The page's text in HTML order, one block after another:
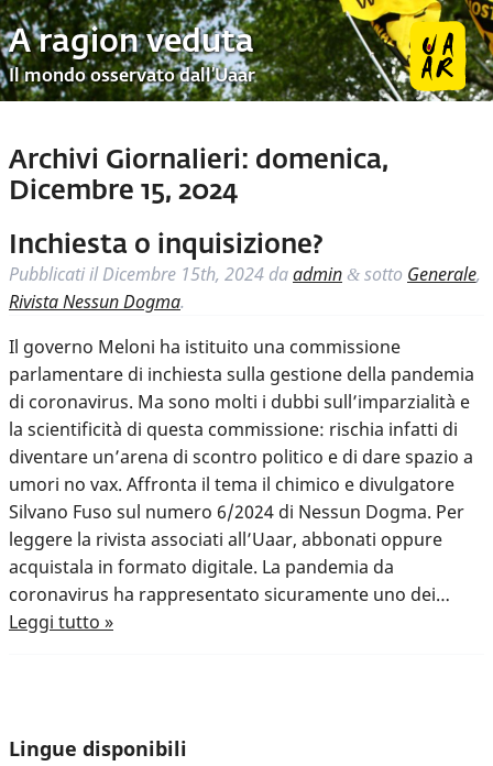
A ragion veduta
Il mondo osservato dall’Uaar
Archivi Giornalieri: domenica,
Dicembre 15, 2024
Inchiesta o inquisizione?
Pubblicati ilDicembre 15th, 2024 daadmin & sotto Generale,
Rivista Nessun Dogma.
Il governo Meloni ha istituito una commissione
parlamentare di inchiesta sulla gestione della pandemia
di coronavirus. Ma sono molti i dubbi sull’imparzialità e
la scientificità di questa commissione: rischia infatti di
diventare un’arena di scontro politico e di dare spazio a
umori no vax. Affronta il tema il chimico e divulgatore
Silvano Fuso sul numero 6/2024 di Nessun Dogma. Per
leggere la rivista associati all’Uaar, abbonati oppure
acquistala in formato digitale. La pandemia da
coronavirus ha rappresentato sicuramente uno dei…
Leggi tutto »
Lingue disponibili